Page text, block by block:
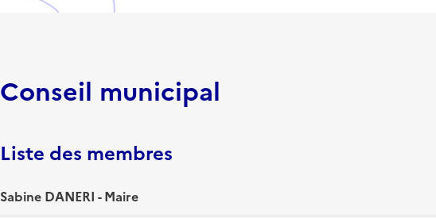
Conseil municipal
Liste des membres
Sabine DANERI - Maire